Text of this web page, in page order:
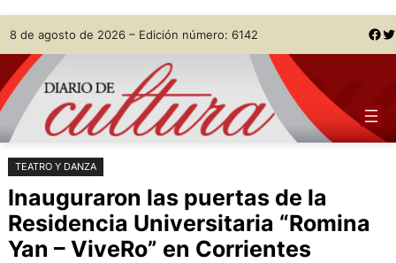
Saltar
al
contenido
Skip
to
content
8 de agosto de 2026 – Edición número: 6142 Facebook Twitter
TEATRO Y DANZA
Inauguraron las puertas de la
Residencia Universitaria “Romina
Yan – ViveRo” en Corrientes